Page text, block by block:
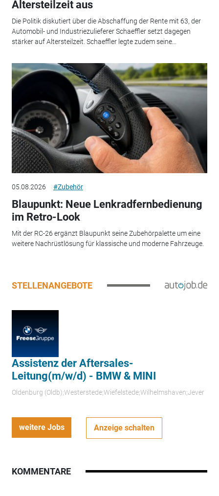
Altersteilzeit aus
Die Politik diskutiert über die Abschaffung der Rente mit 63, der
Automobil- und Industriezulieferer Schaeffler setzt dagegen
stärker auf Altersteilzeit. Schaeffler legte zudem seine...
05.08.2026 #Zubehör
Blaupunkt: Neue Lenkradfernbedienung
im Retro-Look
Mit der RC-26 ergänzt Blaupunkt seine Zubehörpalette um eine
weitere Nachrüstlösung für klassische und moderne Fahrzeuge.
STELLENANGEBOTE
Assistenz der Aftersales-
Leitung(m/w/d) - BMW & MINI
Oldenburg (Oldb);Westerstede;Wiefelstede;Wilhelmshaven;Jever
weitere Jobs Anzeige schalten
KOMMENTARE